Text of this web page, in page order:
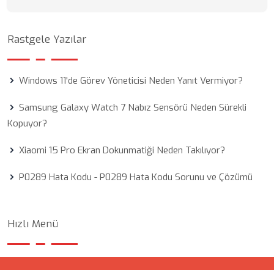
Rastgele Yazılar
Windows 11'de Görev Yöneticisi Neden Yanıt Vermiyor?
Samsung Galaxy Watch 7 Nabız Sensörü Neden Sürekli
Kopuyor?
Xiaomi 15 Pro Ekran Dokunmatiği Neden Takılıyor?
P0289 Hata Kodu - P0289 Hata Kodu Sorunu ve Çözümü
Hızlı Menü